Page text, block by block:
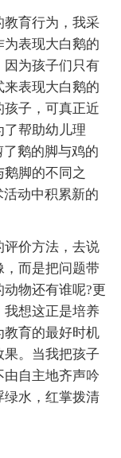
教育行为，我采
表现大白鹅的
因为孩子们只有
表现大白鹅的
子，可真正近
了帮助幼儿理
鹅的脚与鸡的
脚的不同之
动中积累新的
评价方法，去说
而是把问题带
物还有谁呢?更
想这正是培养
教育的最好时机
果。当我把孩子
由自主地齐声吟
绿水，红掌拨清